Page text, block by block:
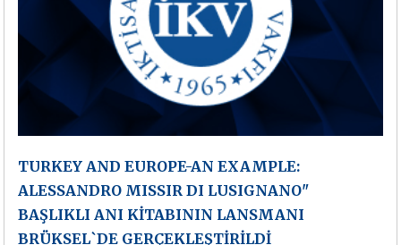
TURKEY AND EUROPE-AN EXAMPLE:
ALESSANDRO MISSIR DI LUSIGNANO"
BAŞLIKLI ANI KİTABININ LANSMANI
BRÜKSEL`DE GERÇEKLEŞTİRİLDİ